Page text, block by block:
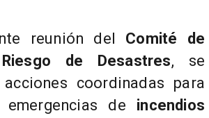
reunión del Comité de
de Desastres, se
coordinadas para
de incendios